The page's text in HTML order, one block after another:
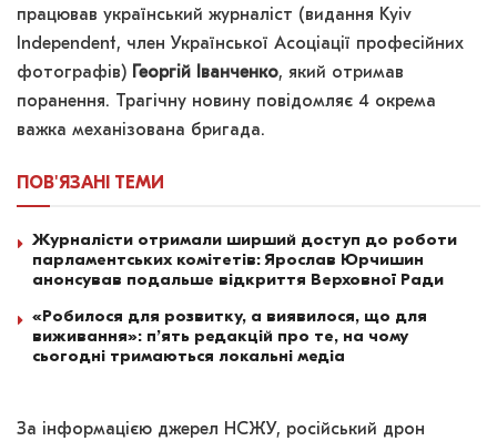
працював український журналіст (видання Kyiv
Independent, член Української Асоціації професійних
фотографів)
Георгій Іванченко, який отримав
поранення. Трагічну новину повідомляє 4 окрема
важка механізована бригада.
ПОВ'ЯЗАНІ ТЕМИ
Журналісти отримали ширший доступ до роботи
парламентських комітетів: Ярослав Юрчишин
анонсував подальше відкриття Верховної Ради
«Робилося для розвитку, а виявилося, що для
виживання»: п’ять редакцій про те, на чому
сьогодні тримаються локальні медіа
За інформацією джерел НСЖУ, російський дрон